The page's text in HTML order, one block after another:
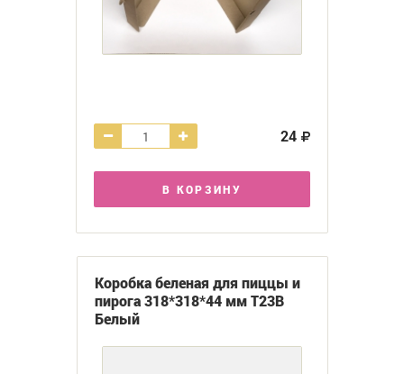
24
В КОРЗИНУ
Коробка беленая для пиццы и
пирога 318*318*44 мм Т23В
Белый